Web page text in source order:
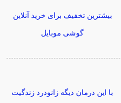
بیشترین تخفیف برای خرید آنلاین
گوشی موبایل
با این درمان دیگه زانودرد زندگیت